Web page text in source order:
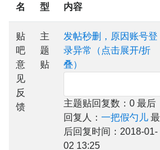
名
型
内容
贴
吧
意
见
反
馈
主
题
贴
发帖秒删，原因账号登
录异常（点击展开/折
叠）
主题贴回复数：0 最后
回复人： 一把假勺儿 最
后回复时间：2018-01-
02 13:25